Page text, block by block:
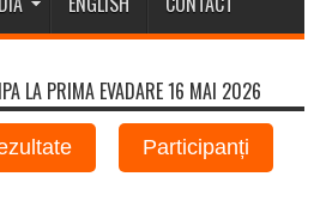
LA PRIMA EVADARE 16 MAI 2026
Participanți